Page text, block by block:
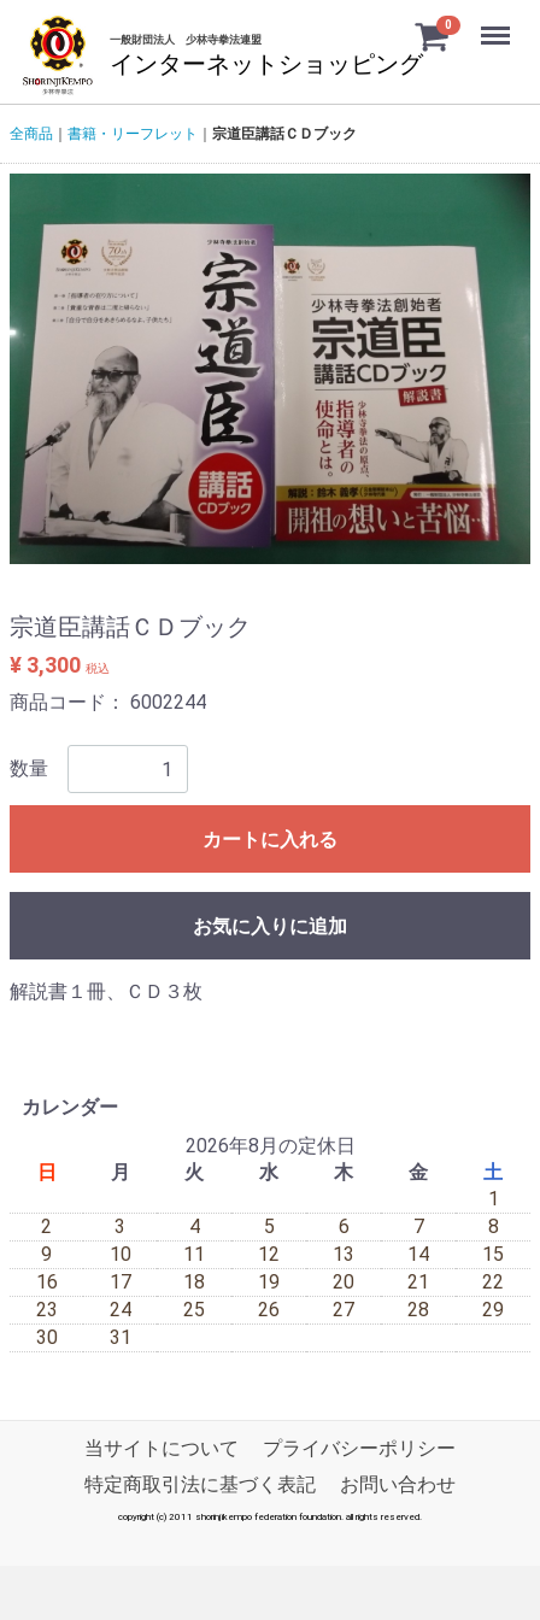
一般財団法人 少林寺拳法連盟
インターネットショッピング
0 Menu
全商品 書籍・リーフレット 宗道臣講話ＣＤブック
宗道臣講話ＣＤブック
¥ 3,300 税込
商品コード： 6002244
数量
カートに入れる
お気に入りに追加
解説書１冊、ＣＤ３枚
カレンダー
2026年8月の定休日
日
月 火 水 木 金
土
1
2
3 4 5 6 7
8
9
10 11 12 13 14
15
16
17 18 19 20 21
22
23
24 25 26 27 28
29
30
31
当サイトについて
プライバシーポリシー
特定商取引法に基づく表記
お問い合わせ
copyright (c) 2011 shorinjikempo federation foundation. all rights reserved.